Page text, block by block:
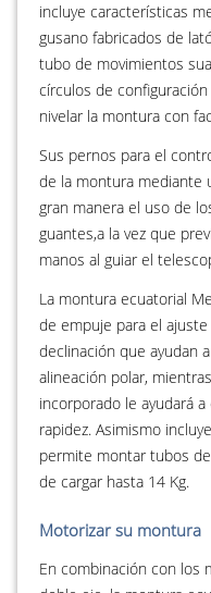
incluye características
gusano fabricados de
tubo de movimientos
círculos de
nivelar la montura con
Sus pernos para el
de la montura mediante
gran manera el uso de
guantes,a la vez que
manos al guiar el
La montura ecuatorial
de empuje para el
declinación que ayudan
alineación polar,
incorporado le ayudará
rapidez. Asimismo
permite montar tubos
de cargar hasta 14 Kg.
Motorizar su montura
En combinación con los